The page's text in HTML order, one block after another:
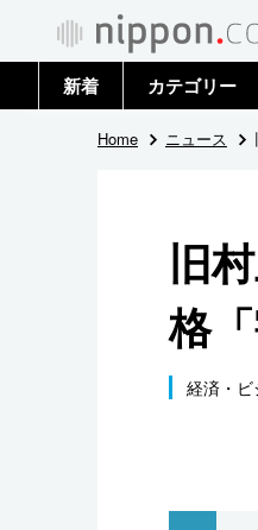
新着 カテゴリー
政治・外交
社会
文化
Home ニュース
旧
格「
経済・ビ